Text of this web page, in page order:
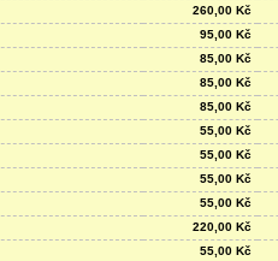
260,00 Kč
95,00 Kč
85,00 Kč
85,00 Kč
85,00 Kč
55,00 Kč
55,00 Kč
55,00 Kč
55,00 Kč
220,00 Kč
55,00 Kč